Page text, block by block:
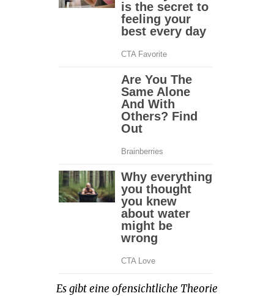
Es gibt eine ofensichtliche Theorie